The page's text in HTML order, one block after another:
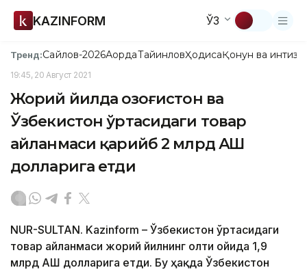
KAZINFORM ЎЗ
Тренд:Сайлов-2026АқордаТайинловҲодисаҚонун ва
19:45, 20 Август 2021
Жорий йилда Қозоғистон ва
Ўзбекистон ўртасидаги товар
айланмаси қарийб 2 млрд АҚШ
долларига етди
NUR-SULTAN. Kazinform – Ўзбекистон ўртасидаги
товар айланмаси жорий йилнинг олти ойида 1,9
млрд АҚШ долларига етди. Бу ҳақда Ўзбекистон